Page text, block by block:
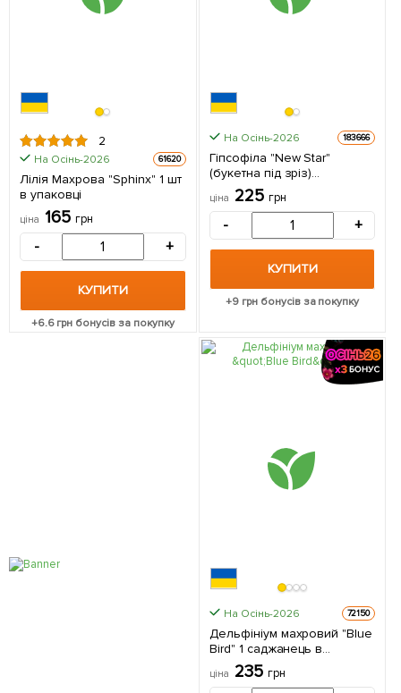
2
На Осінь-2026 61620
Лілія Махрова "Sphinx" 1 шт
в упаковці
ціна 165 грн
- +
КУПИТИ
+6.6грн бонусів за покупку
На Осінь-2026 183666
Гіпсофіла "New Star"
(букетна під зріз)
(Кореневище) 1 саджанець
в упаковці
ціна 225 грн
- +
КУПИТИ
+9грн бонусів за покупку
На Осінь-2026 72150
Дельфініум махровий "Blue
Bird" 1 саджанець в
упаковці
ціна 235 грн